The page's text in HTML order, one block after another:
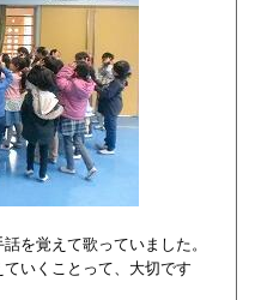
を覚えて歌っていました。
いくことって、大切です